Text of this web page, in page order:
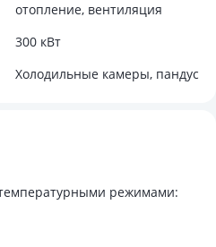
отопление, вентиляция
300 кВт
Холодильные камеры, пандус
режимами: